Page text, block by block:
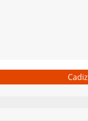
Cadiz